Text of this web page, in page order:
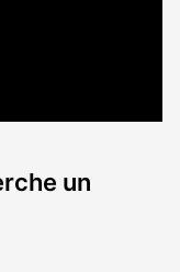
un